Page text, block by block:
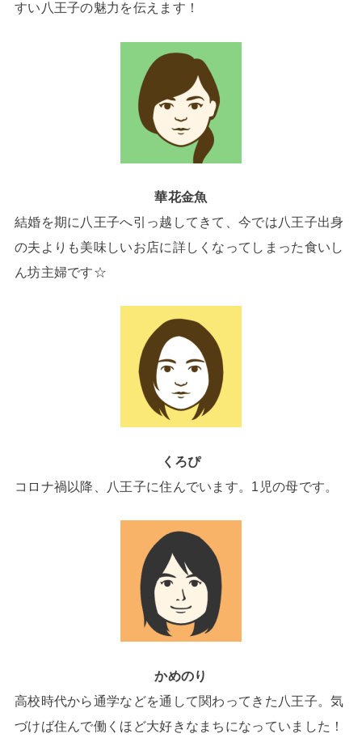
すい八王子の魅力を伝えます！
華花金魚
結婚を期に八王子へ引っ越してきて、今では八王子出身
の夫よりも美味しいお店に詳しくなってしまった食いし
ん坊主婦です☆
くろぴ
コロナ禍以降、八王子に住んでいます。1児の母です。
かめのり
高校時代から通学などを通して関わってきた八王子。気
づけば住んで働くほど大好きなまちになっていました！